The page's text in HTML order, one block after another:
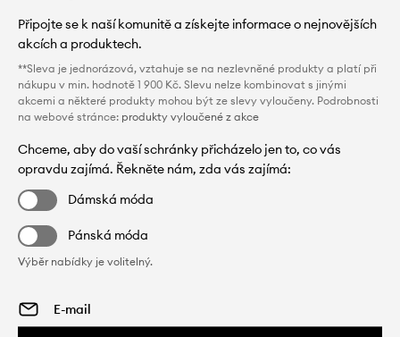
Připojte se k naší komunitě a získejte informace o nejnovějších
akcích a produktech.
**Sleva je jednorázová, vztahuje se na nezlevněné produkty a platí při
nákupu v min. hodnotě 1 900 Kč. Slevu nelze kombinovat s jinými
akcemi a některé produkty mohou být ze slevy vyloučeny. Podrobnosti
na webové stránce: produkty vyloučené z akce
Chceme, aby do vaší schránky přicházelo jen to, co vás
opravdu zajímá. Řekněte nám, zda vás zajímá:
Dámská móda
Pánská móda
Výběr nabídky je volitelný.